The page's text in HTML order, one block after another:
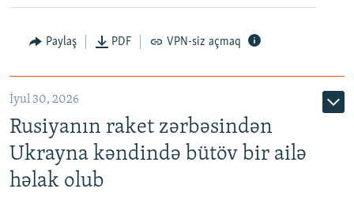
Paylaş PDF VPN-siz açmaq
İyul 30, 2026
Rusiyanın raket zərbəsindən
Ukrayna kəndində bütöv bir ailə
həlak olub